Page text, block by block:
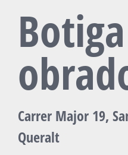
Carrer Major 19,
Queralt